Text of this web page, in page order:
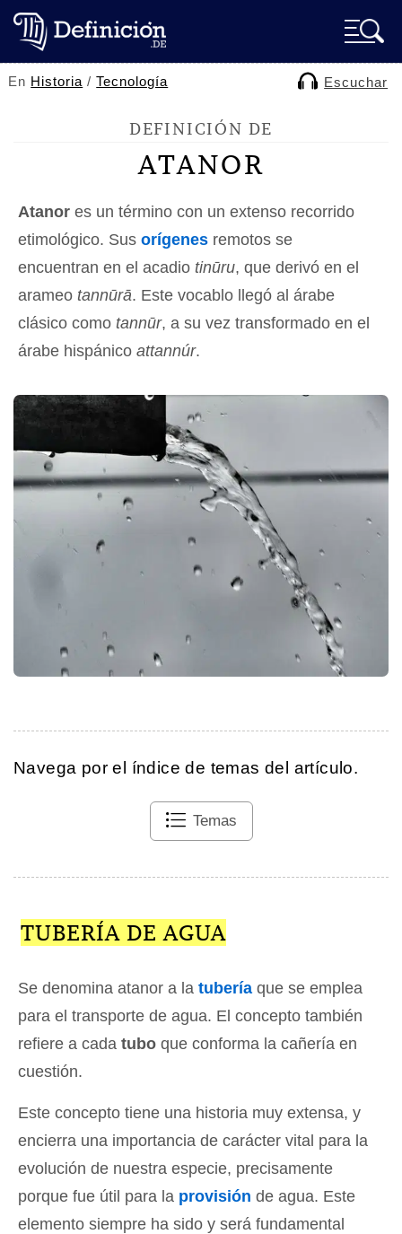
En Historia /Tecnología Escuchar
DEFINICIÓN DE
ATANOR
Atanor es un término con un extenso recorrido
etimológico. Sus orígenes remotos se
encuentran en el acadio tinūru, que derivó en el
arameo tannūrā. Este vocablo llegó al árabe
clásico como tannūr, a su vez transformado en el
árabe hispánico attannúr.
Navega por el índice de temas del artículo.
Temas
TUBERÍA DE AGUA
Se denomina atanor a la tubería que se emplea
para el transporte de agua. El concepto también
refiere a cada tubo que conforma la cañería en
cuestión.
Este concepto tiene una historia muy extensa, y
encierra una importancia de carácter vital para la
evolución de nuestra especie, precisamente
porque fue útil para la provisión de agua. Este
elemento siempre ha sido y será fundamental